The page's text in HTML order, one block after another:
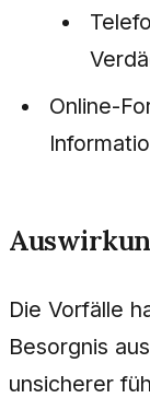
Online-
Die Vorfälle
Besorgnis
unsicherer